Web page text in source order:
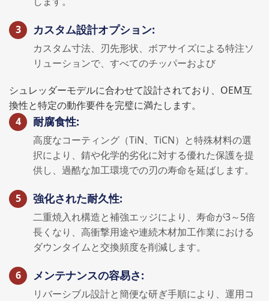
カスタム設計オプション:
カスタム寸法、刃先形状、ボアサイズによる特注ソ
リューションで、すべてのチッパーおよび
シュレッダーモデルに合わせて設計されており、OEM互
換性と特定の動作要件を完璧に満たします。
耐腐食性:
高度なコーティング（TiN、TiCN）と特殊材料の選
択により、錆や化学的劣化に対する優れた保護を提
供し、過酷な加工環境での刃の寿命を延ばします。
強化された耐久性:
二重焼入れ構造と補強エッジにより、寿命が3～5倍
長くなり、高衝撃用途や連続木材加工作業における
ダウンタイムと交換頻度を削減します。
メンテナンスの容易さ:
リバーシブル設計と簡便な研ぎ手順により、運用コ